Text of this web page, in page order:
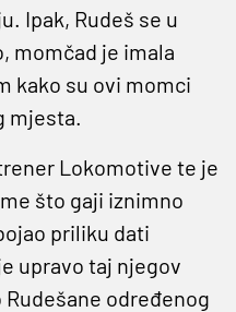
Ipak, Rudeš se u
momčad je imala
kako su ovi momci
mjesta.
Lokomotive te je
što gaji iznimno
priliku dati
upravo taj njegov
određenog